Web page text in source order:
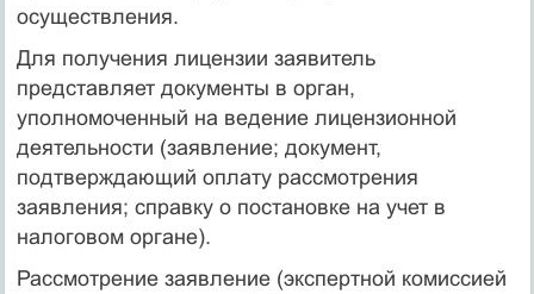
осуществления.
Для получения лицензии заявитель
представляет документы в орган,
уполномоченный на ведение лицензионной
деятельности (заявление; документ,
подтверждающий оплату рассмотрения
заявления; справку о постановке на учет в
налоговом органе).
Рассмотрение заявление (экспертной комиссией